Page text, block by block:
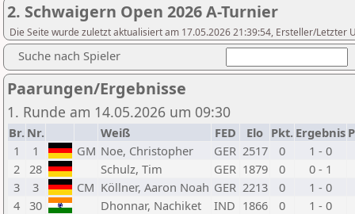
2. Schwaigern Open 2026 A-Turnier
Die Seite wurde zuletzt aktualisiert am 17.05.2026 21:39:54, Ersteller/Letzter
Suche nach Spieler
Paarungen/Ergebnisse
1. Runde am 14.05.2026 um 09:30
Br. Nr. Weiß FED Elo Pkt. Ergebnis
1
1 GM Noe, Christopher GER 2517 0
1 - 0
2
28 Schulz, Tim GER 1879 0
0 - 1
3
3 CM Köllner, Aaron Noah GER 2213 0
1 - 0
4
30 Dhonnar, Nachiket IND 1866 0
1 - 0